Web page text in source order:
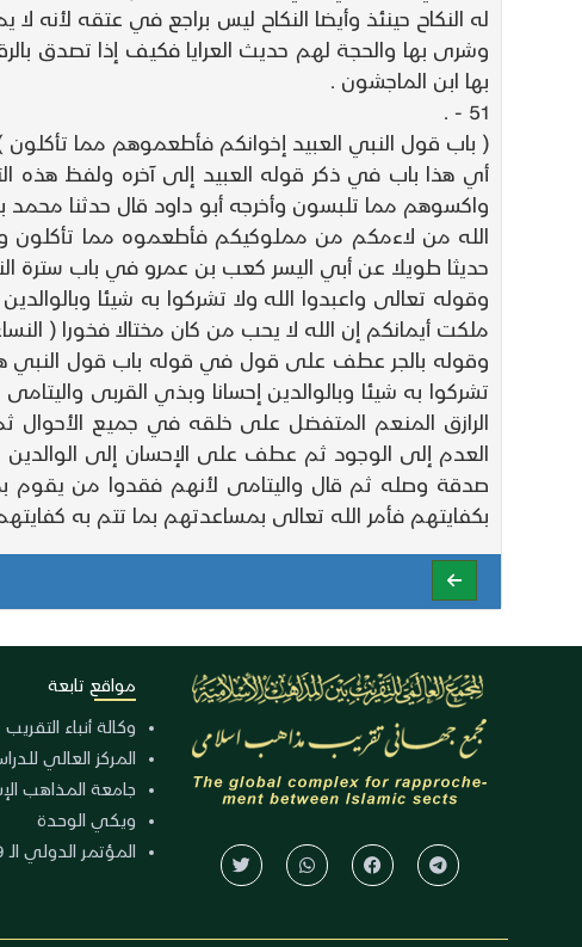
له النكاح حينئذ وأيضا النكاح ليس براجع في عتقه لأنه
وشرى بها والحجة لهم حديث العرايا فكيف إذا تصدق
بها ابن الماجشون .
51 - .
( باب قول النبي العبيد إخوانكم فأطعموهم مما تأكلون )
أي هذا باب في ذكر قوله العبيد إلى آخره ولفظ هذه
واكسوهم مما تلبسون وأخرجه أبو داود قال حدثنا
حديثا طويلا عن أبي اليسر كعب بن عمرو في باب سترة
وقوله تعالى واعبدوا الله ولا تشركوا به شيئا
ملكت أيمانكم إن الله لا يحب من كان مختالا فخورا ( النساء 63
وقوله بالجر عطف على قول في قوله باب قول النبي
العدم إلى الوجود ثم عطف على الإحسان إلى
صدقة وصله ثم قال واليتامى لأنهم فقدوا من يقوم
بكفايتهم فأمر الله تعالى بمساعدتهم بما تتم به
مواقع تابعة
وكالة أنباء التقريب
المركز العالي
جامعة المذاهب
ويكي الوحدة
المؤتمر الدولي الـ 39 للوحدة الإسلامية